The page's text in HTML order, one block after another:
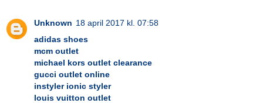
Unknown 18 april 2017 kl. 07:58
adidas shoes
mcm outlet
michael kors outlet clearance
gucci outlet online
instyler ionic styler
louis vuitton outlet